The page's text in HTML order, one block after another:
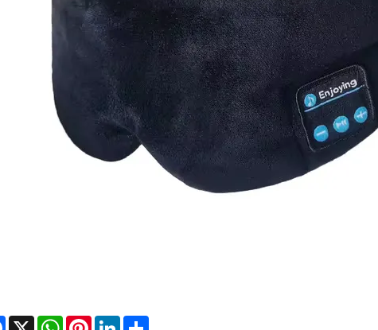
Facebook
X WhatsAppPinterestLinkedIn